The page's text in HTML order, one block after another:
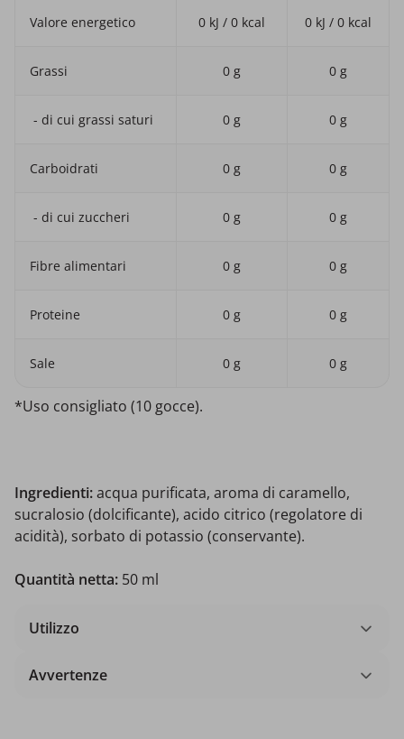
Valore energetico 0 kJ / 0 kcal 0 kJ / 0 kcal
Grassi 0 g 0 g
- di cui grassi saturi 0 g 0 g
Carboidrati 0 g 0 g
- di cui zuccheri 0 g 0 g
Fibre alimentari 0 g 0 g
Proteine 0 g 0 g
Sale 0 g 0 g
*Uso consigliato (10 gocce).
Ingredienti:acqua purificata, aroma di caramello,
sucralosio (dolcificante), acido citrico (regolatore di
acidità), sorbato di potassio (conservante).
Quantità netta: 50 ml
Utilizzo
Avvertenze